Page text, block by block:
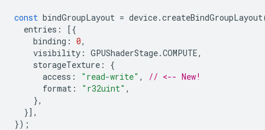
const bindGroupLayout = device.createBindGroupLayout
entries :
[{
binding : 0,
visibility : GPUShaderStage.COMPUTE,
storageTexture :
{
access : "read-write" ,
// <-- New!
format : "r32uint" ,
},
}],
});